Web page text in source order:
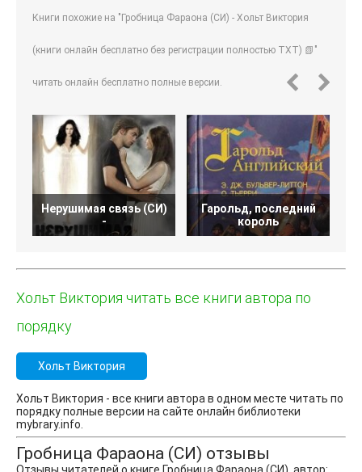
Книги похожие на "Гробница Фараона (СИ) - Хольт Виктория
(книги онлайн бесплатно без регистрации полностью TXT) 📗"
читать онлайн бесплатно полные версии.
Нерушимая связь (СИ)
-
Гарольд, последний
король
Хольт Виктория читать все книги автора по
порядку
Хольт Виктория
Хольт Виктория - все книги автора в одном месте читать по
порядку полные версии на сайте онлайн библиотеки
mybrary.info.
Гробница Фараона (СИ) отзывы